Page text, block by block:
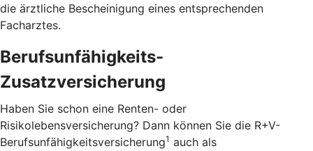
die ärztliche Bescheinigung eines entsprechenden
Facharztes.
Berufsunfähigkeits-
Zusatzversicherung
Haben Sie schon eine Renten- oder
Risikolebensversicherung? Dann können Sie die R+V-
Berufsunfähigkeitsversicherung1 auch als